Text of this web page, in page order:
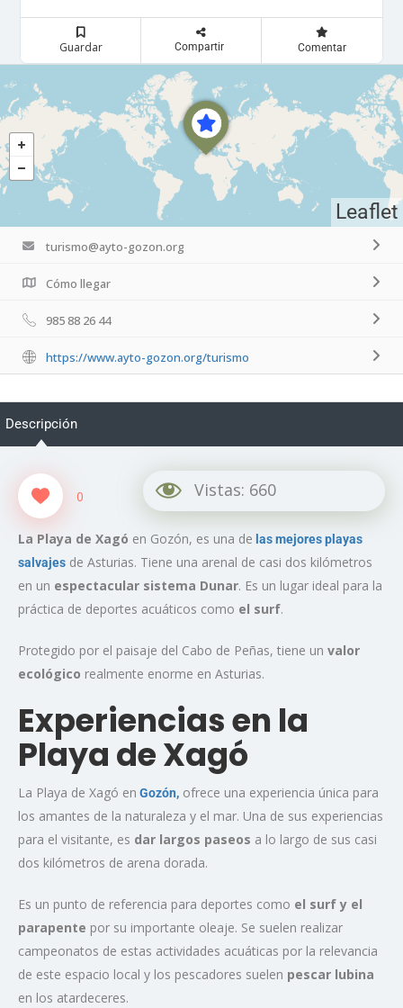
Guardar Compartir Comentar
Leaflet
turismo@ayto-gozon.org
Cómo llegar
985 88 26 44
https://www.ayto-gozon.org/turismo
Descripción
0 Vistas: 660
La Playa de Xagó en Gozón, es una de las mejores playas
salvajes de Asturias. Tiene una arenal de casi dos kilómetros
en un espectacular sistema Dunar. Es un lugar ideal para la
práctica de deportes acuáticos como el surf.
Protegido por el paisaje del Cabo de Peñas, tiene un valor
ecológico realmente enorme en Asturias.
Experiencias en la
Playa de Xagó
La Playa de Xagó en Gozón, ofrece una experiencia única para
los amantes de la naturaleza y el mar. Una de sus experiencias
para el visitante, es dar largos paseos a lo largo de sus casi
dos kilómetros de arena dorada.
Es un punto de referencia para deportes como el surf y el
parapente por su importante oleaje. Se suelen realizar
campeonatos de estas actividades acuáticas por la relevancia
de este espacio local y los pescadores suelen pescar lubina
en los atardeceres.